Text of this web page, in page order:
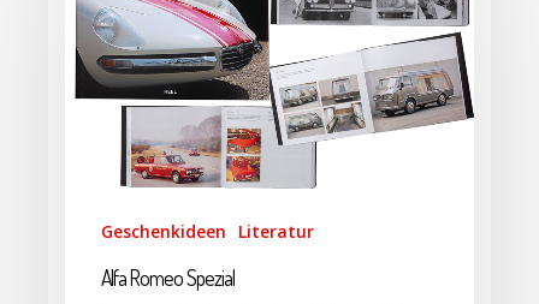
Geschenkideen Literatur
Alfa Romeo Spezial